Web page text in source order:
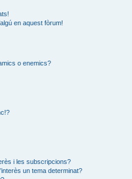
en aquest fòrum!
o enemics?
i les subscripcions?
un tema determinat?